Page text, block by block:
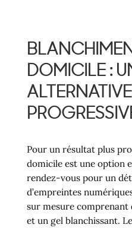
DOMICILE :
ALTERNATIVE
Pour un résultat plus
domicile est une option
rendez-vous pour un
d’empreintes
sur mesure comprenant
et un gel blanchissant.